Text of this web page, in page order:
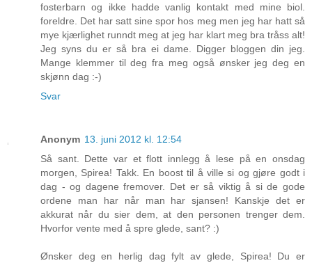
fosterbarn og ikke hadde vanlig kontakt med mine biol.
foreldre. Det har satt sine spor hos meg men jeg har hatt så
mye kjærlighet runndt meg at jeg har klart meg bra tråss alt!
Jeg syns du er så bra ei dame. Digger bloggen din jeg.
Mange klemmer til deg fra meg også ønsker jeg deg en
skjønn dag :-)
Svar
Anonym 13. juni 2012 kl. 12:54
Så sant. Dette var et flott innlegg å lese på en onsdag
morgen, Spirea! Takk. En boost til å ville si og gjøre godt i
dag - og dagene fremover. Det er så viktig å si de gode
ordene man har når man har sjansen! Kanskje det er
akkurat når du sier dem, at den personen trenger dem.
Hvorfor vente med å spre glede, sant? :)
Ønsker deg en herlig dag fylt av glede, Spirea! Du er